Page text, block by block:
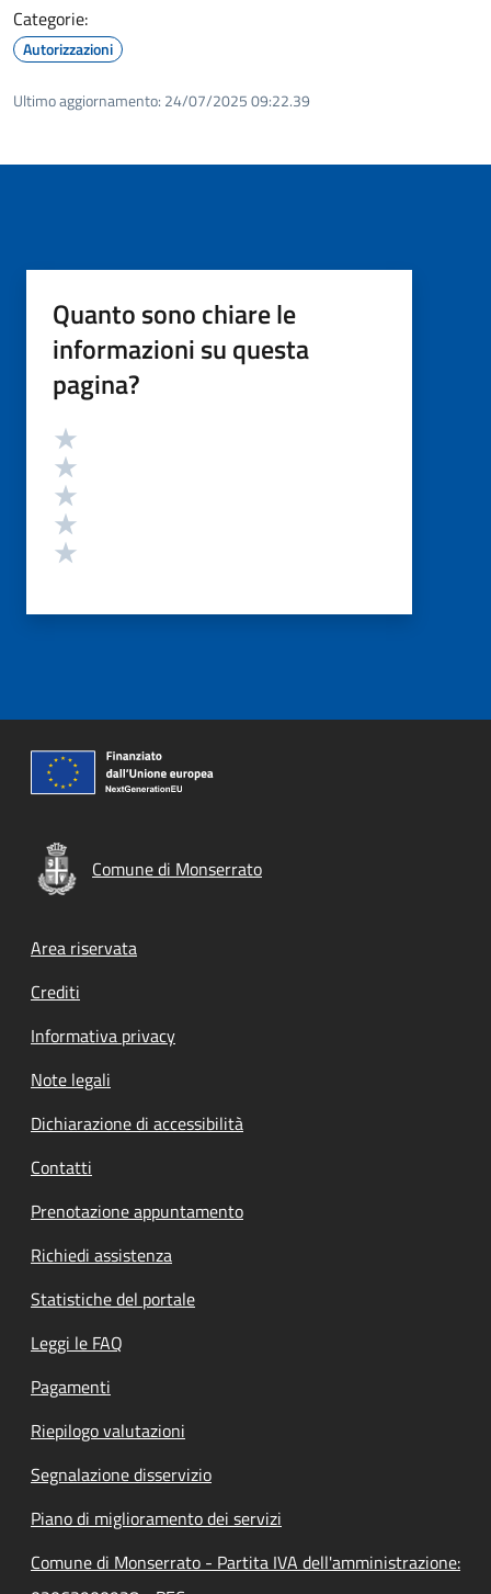
Categorie:
Autorizzazioni
Ultimo aggiornamento: 24/07/2025 09:22.39
Quanto sono chiare le
informazioni su questa
pagina?
Valutazione
Comune di Monserrato
Footer menu
Area riservata
Crediti
Informativa privacy
Note legali
Dichiarazione di accessibilità
Contatti
Prenotazione appuntamento
Richiedi assistenza
Statistiche del portale
Leggi le FAQ
Pagamenti
Riepilogo valutazioni
Segnalazione disservizio
Piano di miglioramento dei servizi
Comune di Monserrato - Partita IVA dell'amministrazione: